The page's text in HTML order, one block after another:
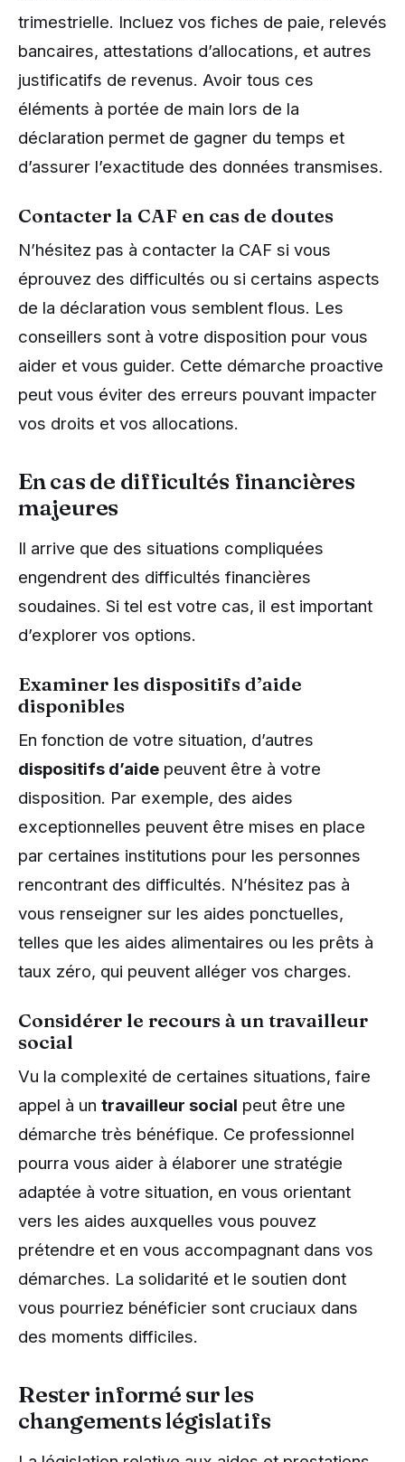
trimestrielle. Incluez vos fiches de paie, relevés
bancaires, attestations d’allocations, et autres
justificatifs de revenus. Avoir tous ces
éléments à portée de main lors de la
déclaration permet de gagner du temps et
d’assurer l’exactitude des données transmises.
Contacter la CAF en cas de doutes
N’hésitez pas à contacter la CAF si vous
éprouvez des difficultés ou si certains aspects
de la déclaration vous semblent flous. Les
conseillers sont à votre disposition pour vous
aider et vous guider. Cette démarche proactive
peut vous éviter des erreurs pouvant impacter
vos droits et vos allocations.
En cas de difficultés financières
majeures
Il arrive que des situations compliquées
engendrent des difficultés financières
soudaines. Si tel est votre cas, il est important
d’explorer vos options.
Examiner les dispositifs d’aide
disponibles
En fonction de votre situation, d’autres
dispositifs d’aide peuvent être à votre
disposition. Par exemple, des aides
exceptionnelles peuvent être mises en place
par certaines institutions pour les personnes
rencontrant des difficultés. N’hésitez pas à
vous renseigner sur les aides ponctuelles,
telles que les aides alimentaires ou les prêts à
taux zéro, qui peuvent alléger vos charges.
Considérer le recours à un travailleur
social
Vu la complexité de certaines situations, faire
appel à un travailleur social peut être une
démarche très bénéfique. Ce professionnel
pourra vous aider à élaborer une stratégie
adaptée à votre situation, en vous orientant
vers les aides auxquelles vous pouvez
prétendre et en vous accompagnant dans vos
démarches. La solidarité et le soutien dont
vous pourriez bénéficier sont cruciaux dans
des moments difficiles.
Rester informé sur les
changements législatifs